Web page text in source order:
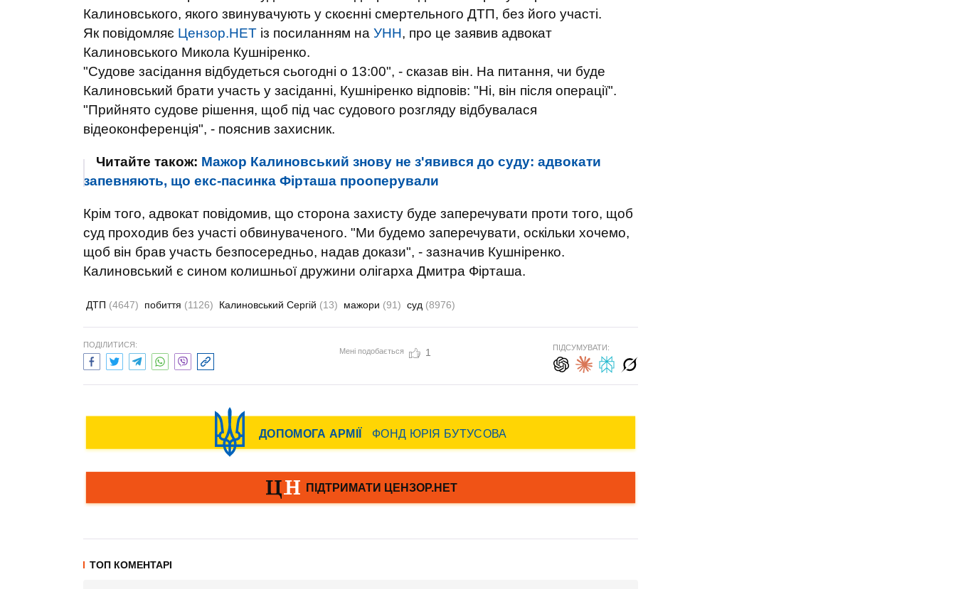
Калиновського, якого звинувачують у скоєнні смертельного ДТП, без його участі.
Як повідомляє Цензор.НЕТ із посиланням на УНН, про це заявив адвокат
Калиновського Микола Кушніренко.
"Судове засідання відбудеться сьогодні о 13:00", - сказав він. На питання, чи буде
Калиновський брати участь у засіданні, Кушніренко відповів: "Ні, він після операції".
"Прийнято судове рішення, щоб під час судового розгляду відбувалася
відеоконференція", - пояснив захисник.
Читайте також: Мажор Калиновський знову не з'явився до суду: адвокати
запевняють, що екс-пасинка Фірташа прооперували
Крім того, адвокат повідомив, що сторона захисту буде заперечувати проти того, щоб
суд проходив без участі обвинуваченого. "Ми будемо заперечувати, оскільки хочемо,
щоб він брав участь безпосередньо, надав докази", - зазначив Кушніренко.
Калиновський є сином колишньої дружини олігарха Дмитра Фірташа.
ДТП (4647) побиття (1126) Калиновський Сергій (13) мажори (91) суд (8976)
ПОДІЛИТИСЯ:
Мені подобається 1 ПІДСУМУВАТИ:
ТОП КОМЕНТАРІ